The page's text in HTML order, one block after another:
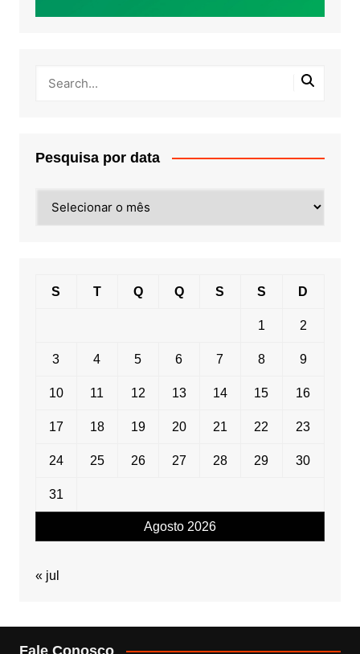
Pesquisa por data
por
Agosto 2026
S T Q Q S S D
1 2
3 4 5 6 7 8 9
10 11 12 13 14 15 16
17 18 19 20 21 22 23
24 25 26 27 28 29 30
31
« jul
Fale Conosco